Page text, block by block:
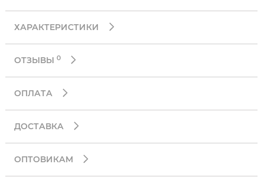
ХАРАКТЕРИСТИКИ
ОТЗЫВЫ 0
ОПЛАТА
ДОСТАВКА
ОПТОВИКАМ